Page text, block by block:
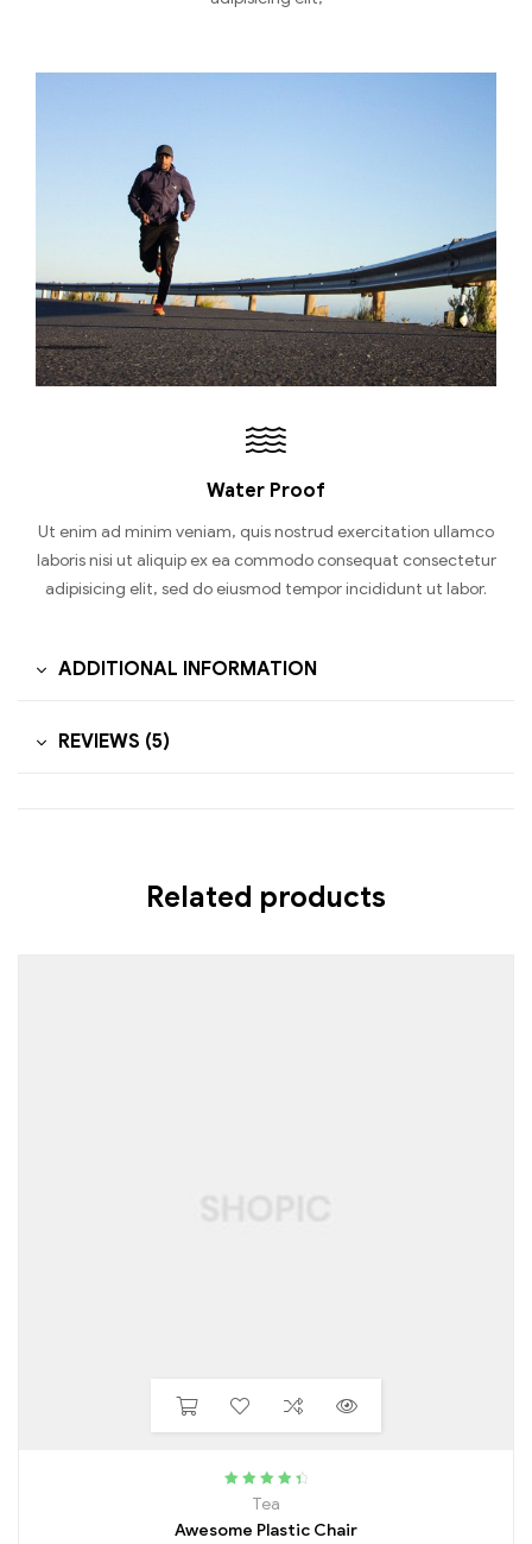
Water Proof
Ut enim ad minim veniam, quis nostrud exercitation ullamco
laboris nisi ut aliquip ex ea commodo consequat consectetur
adipisicing elit, sed do eiusmod tempor incididunt ut labor.
ADDITIONAL INFORMATION
REVIEWS (5)
Related products
RatedTea
Awesome Plastic Chair